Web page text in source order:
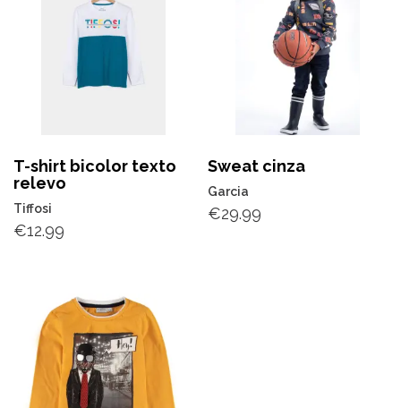
T-shirt bicolor texto
relevo
Tiffosi
€12.99
Sweat cinza
Garcia
€29.99